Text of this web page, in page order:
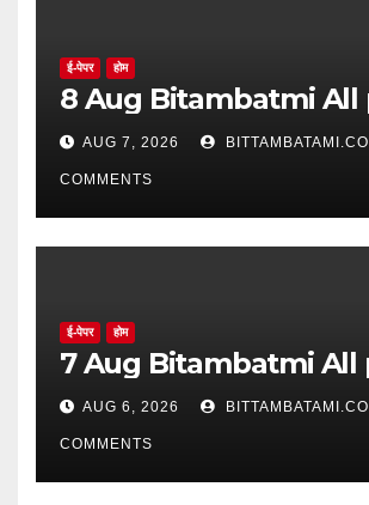
ई-पेपर होम
8 Aug Bitambatmi
AUG 7, 2026
COMMENTS
ई-पेपर होम
7 Aug Bitambatmi
AUG 6, 2026
COMMENTS